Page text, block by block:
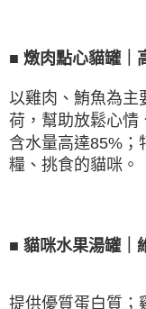
■ 燉肉點心貓罐｜
以雞肉、鮪魚為主
荷，幫助放鬆心情
含水量高達85%
糧、挑食的貓咪。
■ 貓咪水果湯罐｜
提供優質蛋白質；